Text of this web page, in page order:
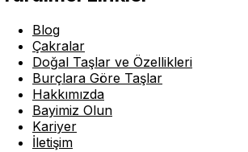
Blog
Çakralar
Doğal Taşlar ve Özellikleri
Burçlara Göre Taşlar
Hakkımızda
Bayimiz Olun
Kariyer
İletişim